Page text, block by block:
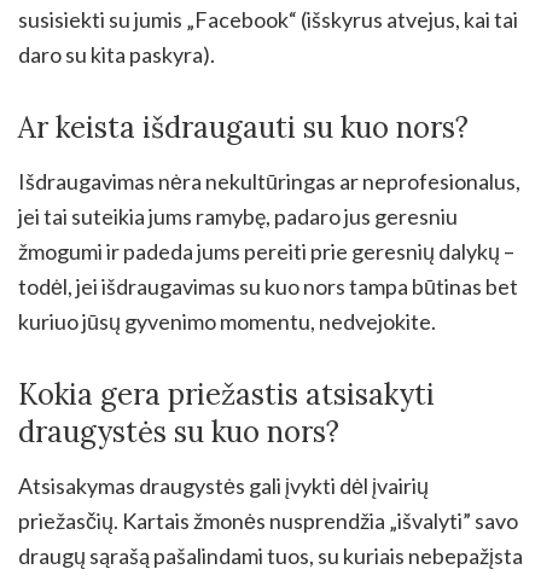
susisiekti su jumis „Facebook“ (išskyrus atvejus, kai tai
daro su kita paskyra).
Ar keista išdraugauti su kuo nors?
Išdraugavimas nėra nekultūringas ar neprofesionalus,
jei tai suteikia jums ramybę, padaro jus geresniu
žmogumi ir padeda jums pereiti prie geresnių dalykų –
todėl, jei išdraugavimas su kuo nors tampa būtinas bet
kuriuo jūsų gyvenimo momentu, nedvejokite.
Kokia gera priežastis atsisakyti
draugystės su kuo nors?
Atsisakymas draugystės gali įvykti dėl įvairių
priežasčių. Kartais žmonės nusprendžia „išvalyti” savo
draugų sąrašą pašalindami tuos, su kuriais nebepažįsta